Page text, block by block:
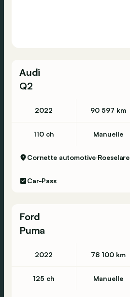
Audi
Q2
2022 90 597 km
110 ch Manuelle
Cornette automotive Roeselare
Car-Pass
Ford
Puma
2022 78 100 km
125 ch Manuelle